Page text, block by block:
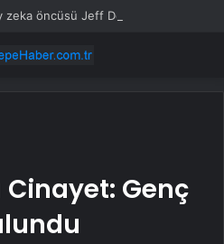
Cinayet: Genç